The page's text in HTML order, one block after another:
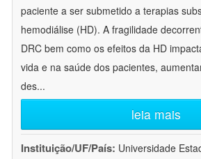
paciente a ser submetido a terapias
hemodiálise (HD). A fragilidade
DRC bem como os efeitos da HD
vida e na saúde dos pacientes,
des...
leia mais
Instituição/UF/País: Universidade